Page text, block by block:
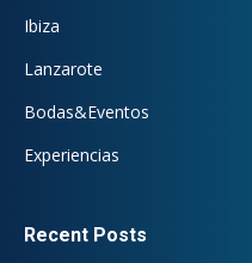
Ibiza
Lanzarote
Bodas&Eventos
Experiencias
Recent Posts